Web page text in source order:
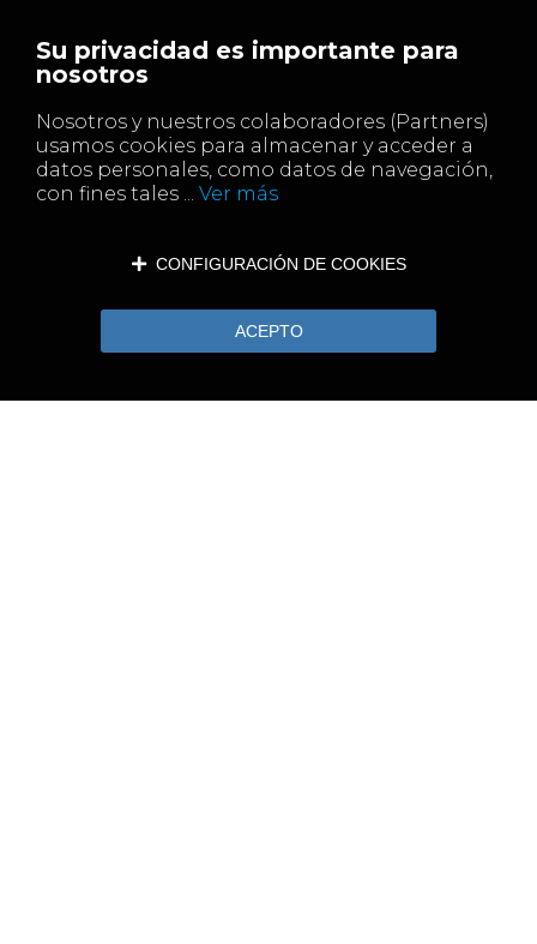
Su privacidad es importante para
nosotros
Nosotros y nuestros colaboradores (Partners)
usamos cookies para almacenar y acceder a
datos personales, como datos de navegación,
con fines tales ... Ver más
CONFIGURACIÓN DE COOKIES
ACEPTO